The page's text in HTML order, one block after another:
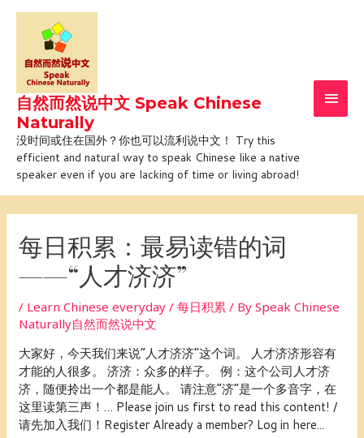
Skip
content
自然而然说中文 Speak Chinese
Naturally
没时间或住在国外？你也可以流利说中文！ Try this
efficient and natural way to speak Chinese like a native
speaker even if you are lacking of time or living abroad!
每日积累：最易读错的词
——“人才济济”
/ Learn Chinese everyday / 每日积累 / BySpeak Chinese
Naturally自然而然说中文
大家好，今天我们来说“人才济济”这个词。 人才济济形容有
才能的人很多。 济济：众多的样子。 例：这个公司人才济
济，随便拎出一个都是能人。 请注意“济”是一个多音字，在
这里读第三声！… Please join us first to read this content! /
请先加入我们！Register Already a member? Log in here...